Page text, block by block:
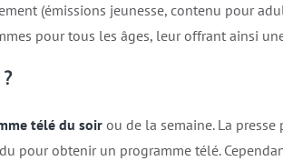
(émissions jeunesse, contenu pour
pour tous les âges, leur offrant ainsi
télé du soir ou de la semaine. La presse
pour obtenir un programme télé.